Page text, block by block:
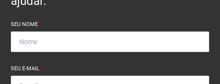
SEU NOME*
SEU E-MAIL*